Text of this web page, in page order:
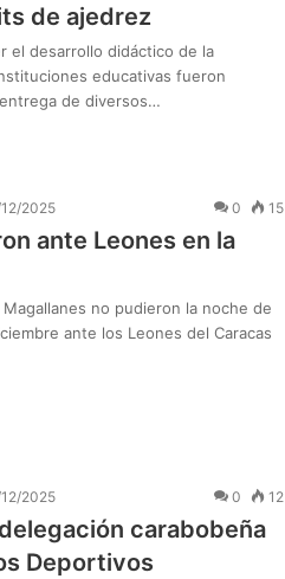
de ajedrez
el desarrollo didáctico de la
educativas fueron
de diversos…
2025 0 15
ante Leones en la
no pudieron la noche de
ante los Leones del Caracas
2025 0 12
carabobeña
Deportivos